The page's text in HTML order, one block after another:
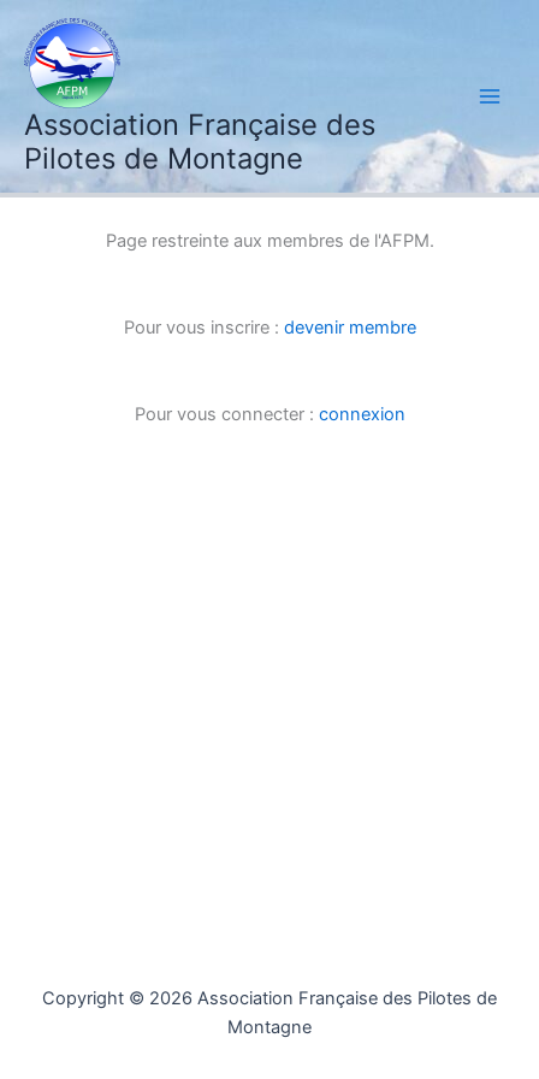
contenu
Association Française des
Pilotes de Montagne
Page restreinte aux membres de l'AFPM.
Pour vous inscrire : devenir membre
Pour vous connecter : connexion
Copyright © 2026 Association Française des Pilotes de
Montagne